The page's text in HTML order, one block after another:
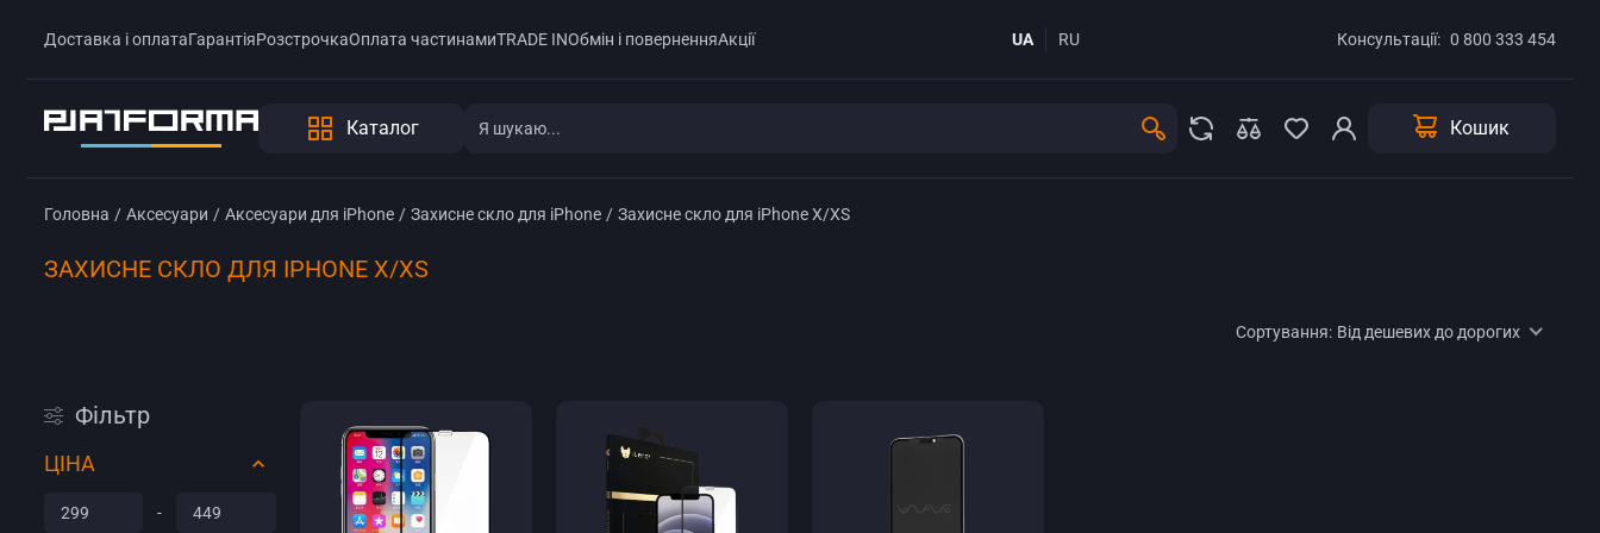
Доставка і оплатаГарантіяРозстрочкаОплата частинамиTRADE INОбмін і поверненняАкції UA RU Консультації: 0 800 333 454
Каталог Кошик
Головна / Аксесуари / Аксесуари для iPhone / Захисне скло для iPhone / Захисне скло для iPhone X/XS
ЗАХИСНЕ СКЛО ДЛЯ IPHONE X/XS
Сортування: Від дешевих до дорогих
Фільтр
ЦІНА
-